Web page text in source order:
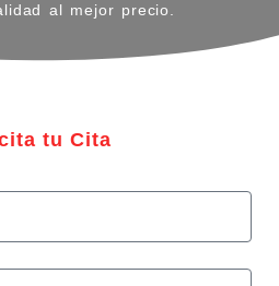
al mejor precio.
tu Cita